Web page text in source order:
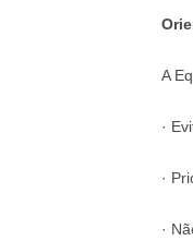
A
·
·
·